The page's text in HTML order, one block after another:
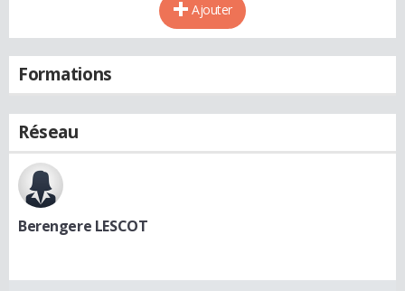
Ajouter
Formations
Réseau
Berengere LESCOT